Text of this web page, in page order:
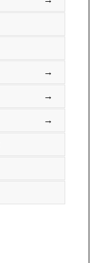
→
→
→